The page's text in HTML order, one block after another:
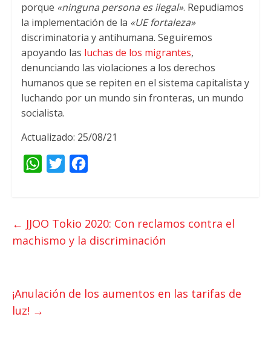
porque «ninguna persona es ilegal». Repudiamos
la implementación de la «UE fortaleza»
discriminatoria y antihumana. Seguiremos
apoyando las luchas de los migrantes,
denunciando las violaciones a los derechos
humanos que se repiten en el sistema capitalista y
luchando por un mundo sin fronteras, un mundo
socialista.
Actualizado: 25/08/21
W
t
s
p
t
t
e
b
k
← JJOO Tokio 2020: Con reclamos contra el
machismo y la discriminación
¡Anulación de los aumentos en las tarifas de
luz! →